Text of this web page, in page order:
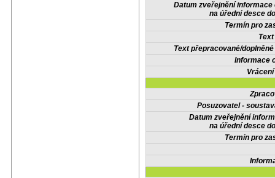
Datum zveřejnění informace
na úřední desce
Termín pro
Text přepracované/
Informace
Posuzovatel -
Datum zveřejnění
na úřední desce
Termín pro